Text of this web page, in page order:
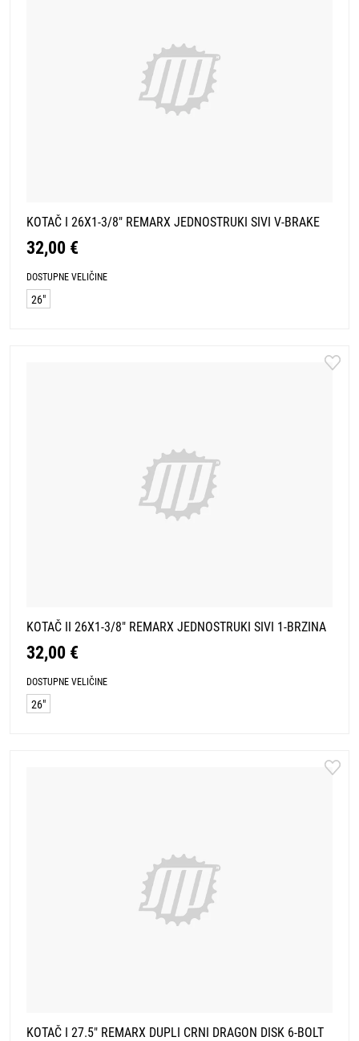
KOTAČ I 26X1-3/8" REMARX JEDNOSTRUKI SIVI V-BRAKE
32,00 €
DOSTUPNE VELIČINE
26"
KOTAČ II 26X1-3/8" REMARX JEDNOSTRUKI SIVI 1-BRZINA
32,00 €
DOSTUPNE VELIČINE
26"
KOTAČ I 27.5" REMARX DUPLI CRNI DRAGON DISK 6-BOLT